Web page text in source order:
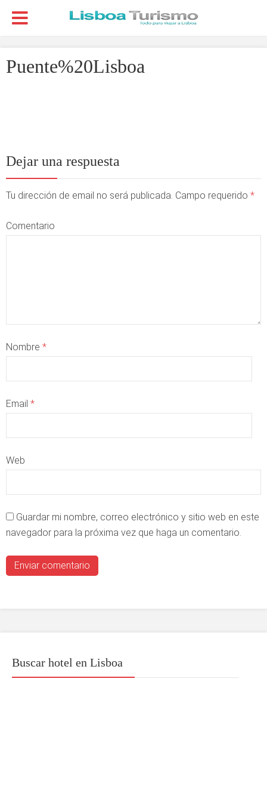
Puente%20Lisboa
Dejar una respuesta
Tu dirección de email no será publicada. Campo requerido *
Comentario
Nombre *
Email *
Web
Guardar mi nombre, correo electrónico y sitio web en este
navegador para la próxima vez que haga un comentario.
Buscar hotel en Lisboa